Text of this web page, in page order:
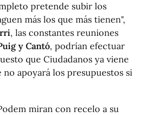
pretende subir los
más los que más tienen",
, las constantes reuniones
y Cantó, podrían efectuar
que Ciudadanos ya viene
apoyará los presupuestos si
miran con recelo a su